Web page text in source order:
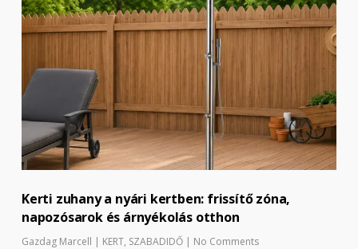
Kerti zuhany a nyári kertben: frissítő zóna,
napozósarok és árnyékolás otthon
Gazdag Marcell | KERT, SZABADIDŐ | No Comments